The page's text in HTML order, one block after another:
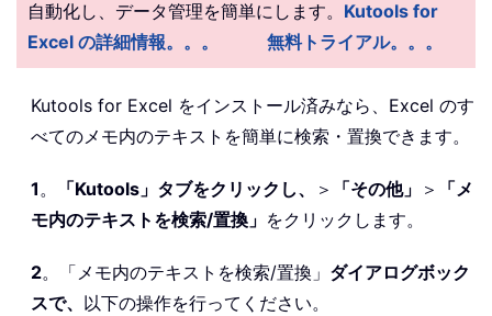
自動化し、データ管理を簡単にします。 Kutools for
Excel の詳細情報。。。
無料トライアル。。。
Kutools for Excel をインストール済みなら、Excel のす
べてのメモ内のテキストを簡単に検索・置換できます。
1。 「Kutools」タブをクリックし、 ＞ 「その他」 ＞
「メ
モ内のテキストを検索/置換」 をクリックします。
2。「メモ内のテキストを検索/置換」 ダイアログボック
スで、 以下の操作を行ってください。